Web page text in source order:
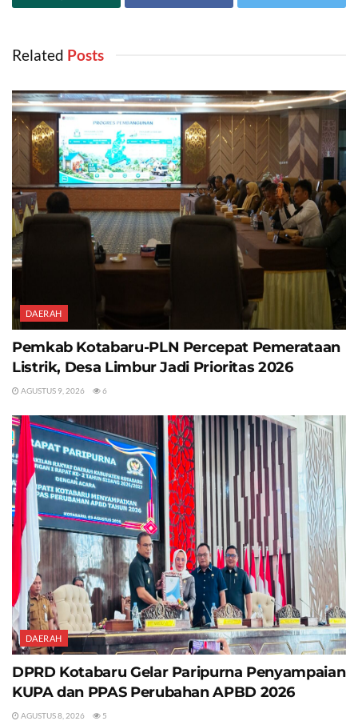
Related ‎ Posts
DAERAH
Pemkab Kotabaru-PLN Percepat Pemerataan
Listrik, Desa Limbur Jadi Prioritas 2026
AGUSTUS 9, 2026 6
DAERAH
DPRD Kotabaru Gelar Paripurna Penyampaian
KUPA dan PPAS Perubahan APBD 2026
AGUSTUS 8, 2026 5